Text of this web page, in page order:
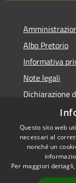
Albo Pretorio
Informativa
Note legali
Dichiarazione
RSS
Accessibilità
Questo sito web
necessari al
nonché un
Per maggiori